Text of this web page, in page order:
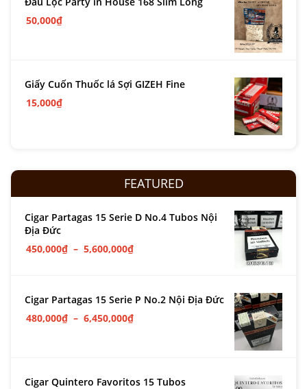
50,000₫
Giấy Cuốn Thuốc lá Sợi GIZEH Fine
15,000₫
FEATURED
Cigar Partagas 15 Serie D No.4 Tubos Nội
Địa Đức
450,000₫ – 5,600,000₫
Cigar Partagas 15 Serie P No.2 Nội Địa Đức
480,000₫ – 6,450,000₫
Cigar Quintero Favoritos 15 Tubos